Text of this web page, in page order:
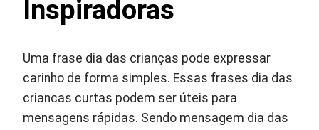
Inspiradoras
Uma frase dia das crianças pode expressar
carinho de forma simples. Essas frases dia das
criancas curtas podem ser úteis para
mensagens rápidas. Sendo mensagem dia das